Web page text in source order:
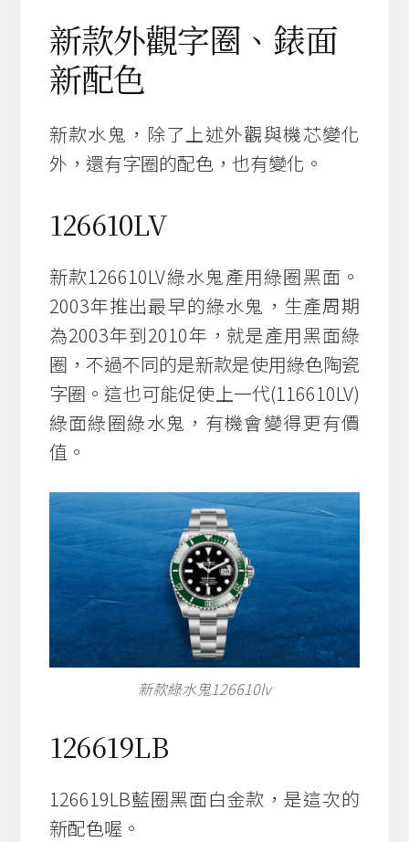
新款外觀字圈、錶面
新配色
新款水鬼，除了上述外觀與機芯變化
外，還有字圈的配色，也有變化。
126610LV
新款126610LV綠水鬼產用綠圈黑面。
2003年推出最早的綠水鬼，生產周期
為2003年到2010年，就是產用黑面綠
圈，不過不同的是新款是使用綠色陶瓷
字圈。這也可能促使上一代(116610LV)
綠面綠圈綠水鬼，有機會變得更有價
值。
新款綠水鬼126610lv
126619LB
126619LB藍圈黑面白金款，是這次的
新配色喔。